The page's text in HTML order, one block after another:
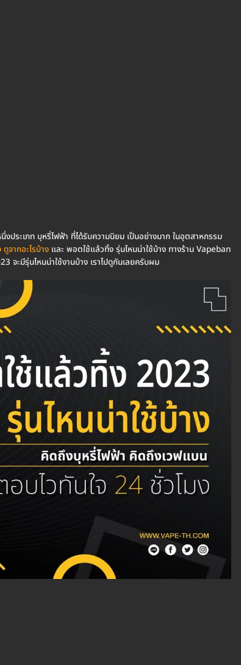
ประเภท บุหรี่ไฟฟ้า ที่ได้รับความนิยม เป็นอย่างมาก ในอุตสาหกรรม
จากอะไรบ้าง และ พอตใช้แล้วทิ้ง รุ่นไหนน่าใช้บ้าง ทางร้าน Vapeban
จะมีรุ่นไหนน่าใช้งานบ้าง เราไปดูกันเลยครับผม